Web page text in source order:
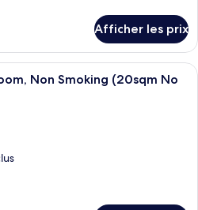
Afficher les prix
Couette en duvet, coffre-fort, bureau
Non Smoking (20sqm No